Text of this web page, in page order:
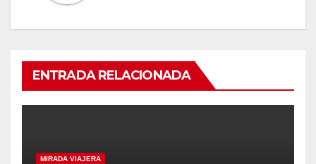
ENTRADA RELACIONADA
MIRADA VIAJERA